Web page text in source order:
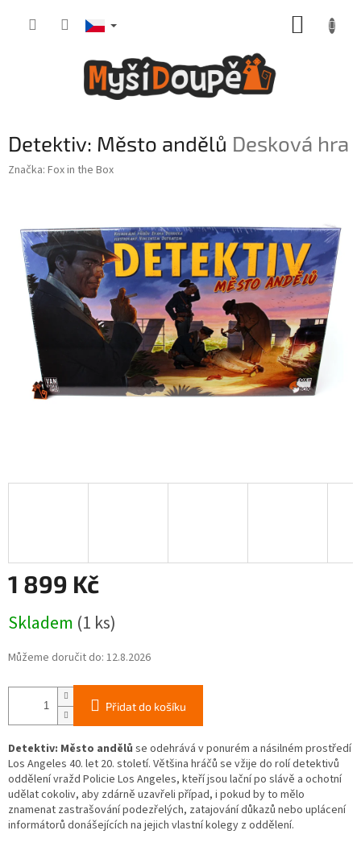
Detektiv: Město andělů Desková hra
Značka: Fox in the Box
1 899 Kč
cena:
Skladem (1 ks)
Můžeme doručit do: 12.8.2026
Přidat do košíku
Detektiv: Město andělů se odehrává v ponurém a násilném prostředí
Los Angeles 40. let 20. století. Většina hráčů se vžije do rolí detektivů
oddělení vražd Policie Los Angeles, kteří jsou lační po slávě a ochotní
udělat cokoliv, aby zdárně uzavřeli případ, i pokud by to mělo
znamenat zastrašování podezřelých, zatajování důkazů nebo uplácení
informátorů donášejících na jejich vlastní kolegy z oddělení.